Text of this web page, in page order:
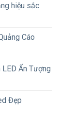
hiệu sắc
Cáo
Ấn Tượng
Đẹp